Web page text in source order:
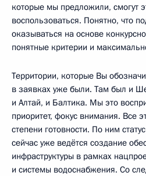
которые мы предложили, смогут
воспользоваться. Понятно, что
оказываться на основе
понятные критерии и
Территории, которые Вы
в заявках уже были. Там был и
и Алтай, и Балтика. Мы это
приоритет, фокус внимания. Все
степени готовности. По ним
сейчас уже ведётся создание
инфраструктуры в рамках
и системы водоснабжения. Со